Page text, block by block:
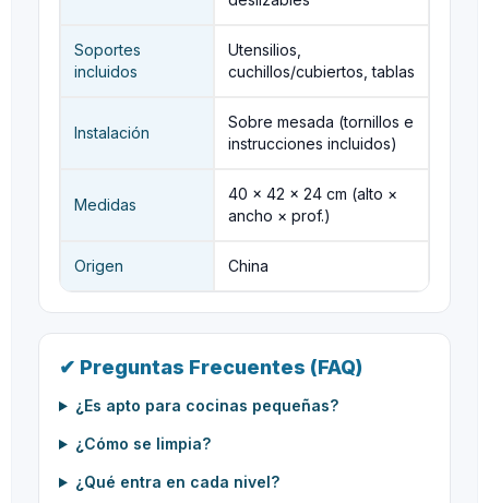
Soportes
incluidos
Utensilios,
cuchillos/cubiertos, tablas
Instalación
Sobre mesada (tornillos e
instrucciones incluidos)
Medidas
40 × 42 × 24 cm (alto ×
ancho × prof.)
Origen China
✔ Preguntas Frecuentes (FAQ)
¿Es apto para cocinas pequeñas?
¿Cómo se limpia?
¿Qué entra en cada nivel?